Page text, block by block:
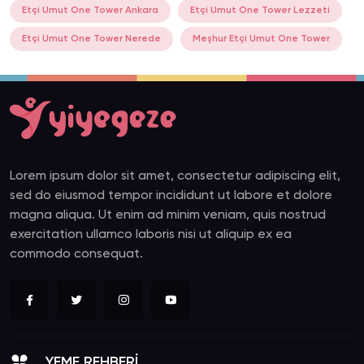
Etçi Umut One Tower Ankara Etçi Umut One Tower Lezzeti
Etçi Umut One Tower Nerede Meşhur Etçi Umut One Tower
Lorem ipsum dolor sit amet, consectetur adipiscing elit,
sed do eiusmod tempor incididunt ut labore et dolore
magna aliqua. Ut enim ad minim veniam, quis nostrud
exercitation ullamco laboris nisi ut aliquip ex ea
commodo consequat.